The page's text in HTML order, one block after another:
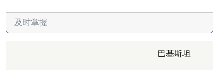
及时掌握
巴基斯坦